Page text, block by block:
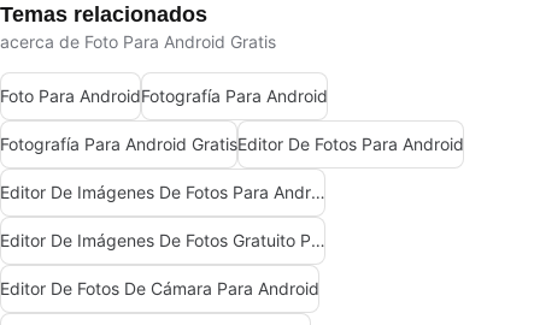
Temas relacionados
acerca de Foto Para Android Gratis
Foto Para AndroidFotografía Para Android
Fotografía Para Android GratisEditor De Fotos Para Android
Editor De Imágenes De Fotos Para Android
Editor De Imágenes De Fotos Gratuito Para Android
Editor De Fotos De Cámara Para Android